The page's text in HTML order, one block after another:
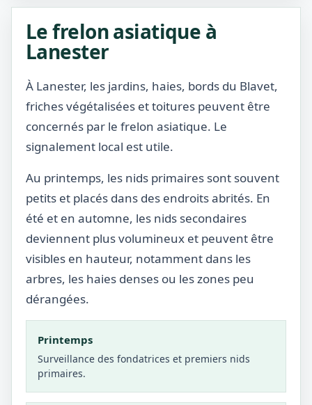
Le frelon asiatique à
Lanester
À Lanester, les jardins, haies, bords du Blavet,
friches végétalisées et toitures peuvent être
concernés par le frelon asiatique. Le
signalement local est utile.
Au printemps, les nids primaires sont souvent
petits et placés dans des endroits abrités. En
été et en automne, les nids secondaires
deviennent plus volumineux et peuvent être
visibles en hauteur, notamment dans les
arbres, les haies denses ou les zones peu
dérangées.
Printemps
Surveillance des fondatrices et premiers nids
primaires.